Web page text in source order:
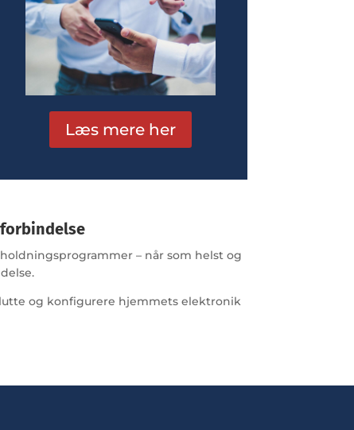
Læs mere her
– når som helst og
og konfigurere hjemmets elektronik